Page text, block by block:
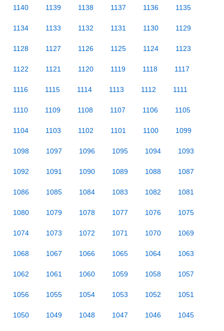
1140 1139 1138 1137 1136 1135
1134 1133 1132 1131 1130 1129
1128 1127 1126 1125 1124 1123
1122 1121 1120 1119 1118 1117
1116 1115 1114 1113 1112 1111
1110 1109 1108 1107 1106 1105
1104 1103 1102 1101 1100 1099
1098 1097 1096 1095 1094 1093
1092 1091 1090 1089 1088 1087
1086 1085 1084 1083 1082 1081
1080 1079 1078 1077 1076 1075
1074 1073 1072 1071 1070 1069
1068 1067 1066 1065 1064 1063
1062 1061 1060 1059 1058 1057
1056 1055 1054 1053 1052 1051
1050 1049 1048 1047 1046 1045